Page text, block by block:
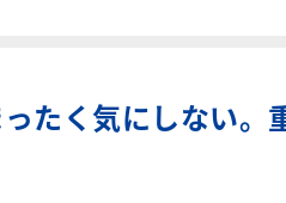
たく気にしない。